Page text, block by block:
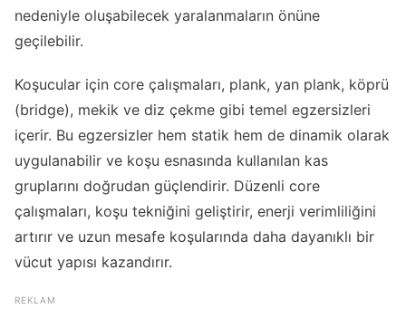
nedeniyle oluşabilecek yaralanmaların önüne
geçilebilir.
Koşucular için core çalışmaları, plank, yan plank, köprü
(bridge), mekik ve diz çekme gibi temel egzersizleri
içerir. Bu egzersizler hem statik hem de dinamik olarak
uygulanabilir ve koşu esnasında kullanılan kas
gruplarını doğrudan güçlendirir. Düzenli core
çalışmaları, koşu tekniğini geliştirir, enerji verimliliğini
artırır ve uzun mesafe koşularında daha dayanıklı bir
vücut yapısı kazandırır.